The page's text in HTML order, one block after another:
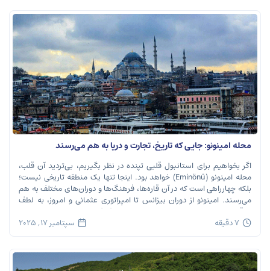
محله امینونو: جایی که تاریخ، تجارت و دریا به هم می‌رسند
اگر بخواهیم برای استانبول قلبی تپنده در نظر بگیریم، بی‌تردید آن قلب،
محله امینونو (Eminönü) خواهد بود. اینجا تنها یک منطقه تاریخی نیست؛
بلکه چهارراهی است که در آن قاره‌ها، فرهنگ‌ها و دوران‌های مختلف به هم
می‌رسند. امینونو از دوران بیزانس تا امپراتوری عثمانی و امروز، به لطف
موقعیت استراتژیک خود در دهانه خلیج شاخ […]
7 دقیقه سپتامبر 17, 2025